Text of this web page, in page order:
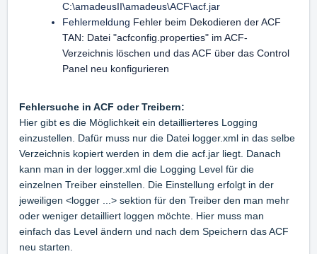
C:\amadeusII\amadeus\ACF\acf.jar
Fehlermeldung Fehler beim Dekodieren der ACF
TAN: Datei "acfconfig.properties" im ACF-
Verzeichnis löschen und das ACF über das Control
Panel neu konfigurieren
Fehlersuche in ACF oder Treibern:
Hier gibt es die Möglichkeit ein detaillierteres Logging
einzustellen. Dafür muss nur die Datei logger.xml in das selbe
Verzeichnis kopiert werden in dem die acf.jar liegt. Danach
kann man in der logger.xml die Logging Level für die
einzelnen Treiber einstellen. Die Einstellung erfolgt in der
jeweiligen <logger ...> sektion für den Treiber den man mehr
oder weniger detailliert loggen möchte. Hier muss man
einfach das Level ändern und nach dem Speichern das ACF
neu starten.